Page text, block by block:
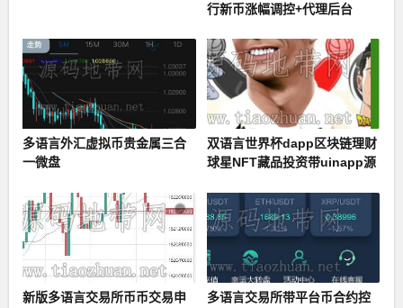
行新币涨幅调控+代理后台
多语言外汇虚拟币贵金属三合
一微盘
双语言世界杯dapp区块链理财
球星NFT藏品投资带uinapp源
新版多语言交易所币币交易申
多语言交易所带平台币合约控